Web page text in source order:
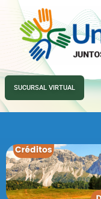
SUCURSAL VIRTUAL